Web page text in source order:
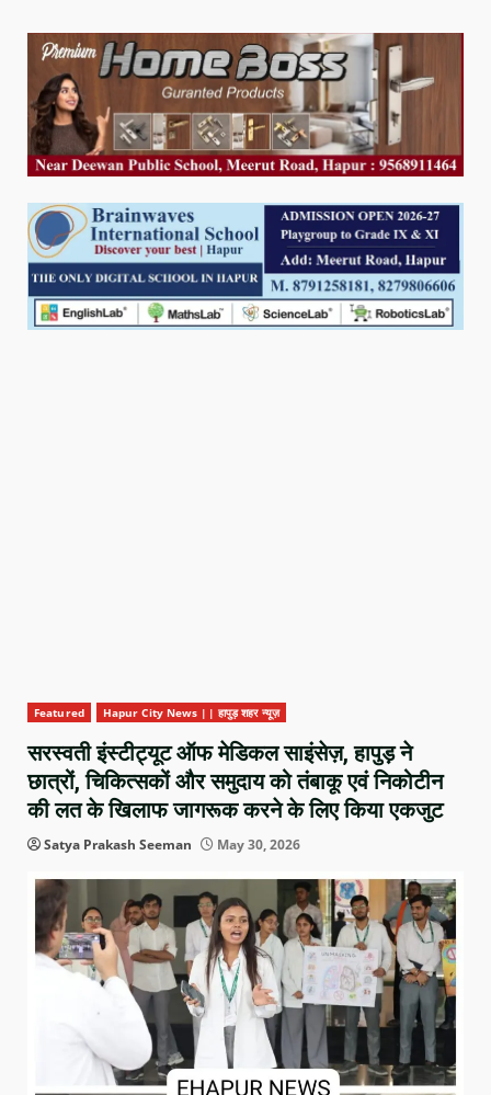
Featured Hapur City News || हापुड़ शहर न्यूज़
सरस्वती इंस्टीट्यूट ऑफ मेडिकल साइंसेज़, हापुड़ ने
छात्रों, चिकित्सकों और समुदाय को तंबाकू एवं निकोटीन
की लत के खिलाफ जागरूक करने के लिए किया एकजुट
Satya Prakash Seeman May 30, 2026